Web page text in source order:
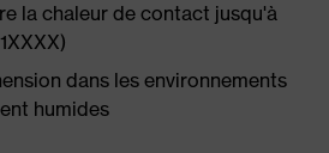
la chaleur de contact jusqu'à
dans les environnements
humides